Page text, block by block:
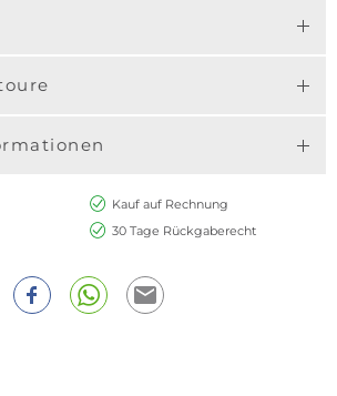
Kauf auf Rechnung
30 Tage Rückgaberecht